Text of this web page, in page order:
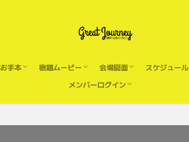
お手本
ShowMIx 2.1 with進行
公開演技Demo ダウンロード
宿題ムービー
鳴門Act16月
4月7日鳴門宿題Act6＆7
4月7日鳴門宿題Act2
4月7日鳴門宿題Act1
Act1Takuya
Act1Suzuyaka
会場図面
ステージ
リハ時バミリ図面
スケジュール
メンバーログイン
パスワードのリセット
プロフィール